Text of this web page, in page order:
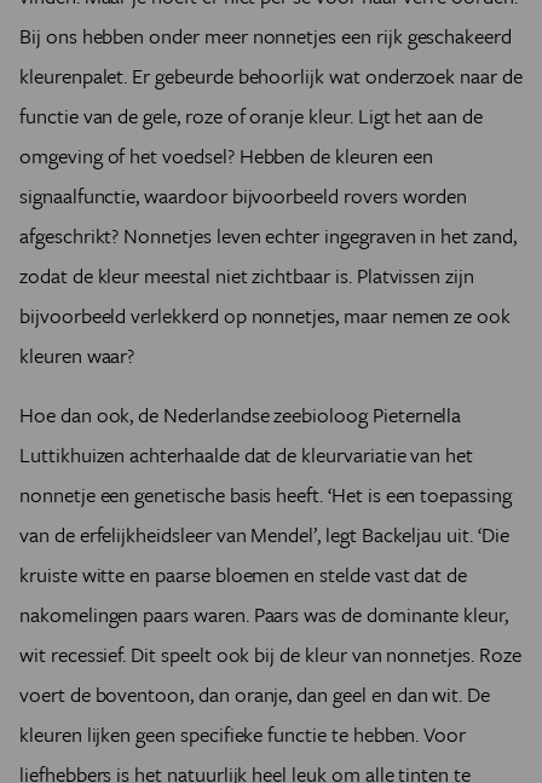
Bij ons hebben onder meer nonnetjes een rijk geschakeerd
kleurenpalet. Er gebeurde behoorlijk wat onderzoek naar de
functie van de gele, roze of oranje kleur. Ligt het aan de
omgeving of het voedsel? Hebben de kleuren een
signaalfunctie, waardoor bijvoorbeeld rovers worden
afgeschrikt? Nonnetjes leven echter ingegraven in het zand,
zodat de kleur meestal niet zichtbaar is. Platvissen zijn
bijvoorbeeld verlekkerd op nonnetjes, maar nemen ze ook
kleuren waar?
Hoe dan ook, de Nederlandse zeebioloog Pieternella
Luttikhuizen achterhaalde dat de kleurvariatie van het
nonnetje een genetische basis heeft. ‘Het is een toepassing
van de erfelijkheidsleer van Mendel’, legt Backeljau uit. ‘Die
kruiste witte en paarse bloemen en stelde vast dat de
nakomelingen paars waren. Paars was de dominante kleur,
wit recessief. Dit speelt ook bij de kleur van nonnetjes. Roze
voert de boventoon, dan oranje, dan geel en dan wit. De
kleuren lijken geen specifieke functie te hebben. Voor
liefhebbers is het natuurlijk heel leuk om alle tinten te